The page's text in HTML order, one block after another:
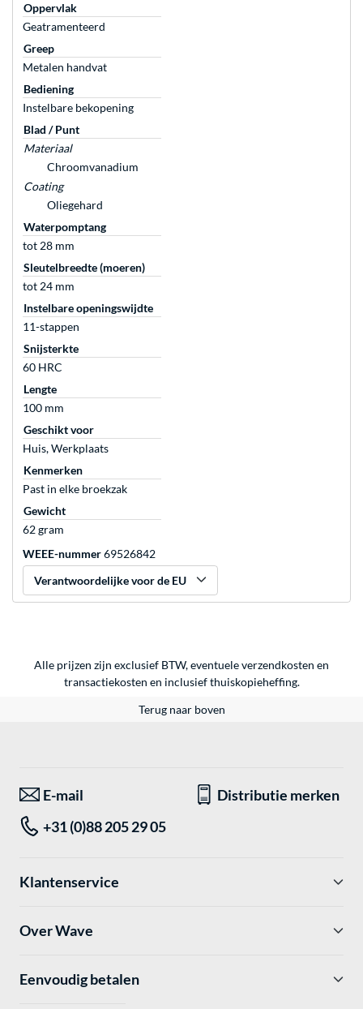
Oppervlak
Geatramenteerd
Greep
Metalen handvat
Bediening
Instelbare bekopening
Blad / Punt
Materiaal
Chroomvanadium
Coating
Oliegehard
Waterpomptang
tot 28 mm
Sleutelbreedte (moeren)
tot 24 mm
Instelbare openingswijdte
11-stappen
Snijsterkte
60 HRC
Lengte
100 mm
Geschikt voor
Huis, Werkplaats
Kenmerken
Past in elke broekzak
Gewicht
62 gram
WEEE-nummer69526842
Verantwoordelijke voor de EU
Alle prijzen zijn exclusief BTW, eventuele verzendkosten en
transactiekosten en inclusief thuiskopieheffing.
Terug naar boven
E-mail
Distributie merken
+31 (0)88 205 29 05
Klantenservice
Over Wave
Eenvoudig betalen